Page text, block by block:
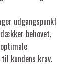
udgangspunkt
behovet,
kundens krav.